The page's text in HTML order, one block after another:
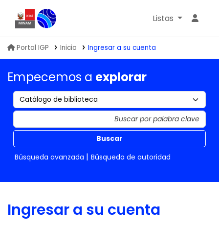
Biblioteca IGP
Listas
Portal IGP Inicio Ingresar a su cuenta
Empecemos a explorar
Buscar
Búsqueda avanzada
Búsqueda de autoridad
Ingresar a su cuenta